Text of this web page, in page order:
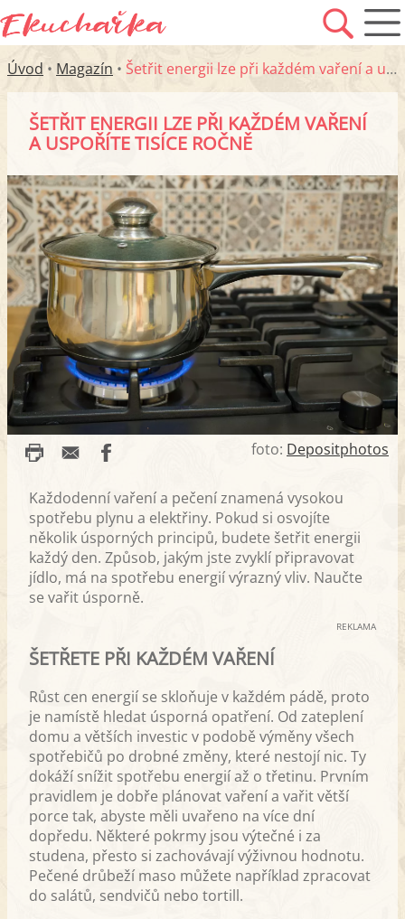
Úvod • Magazín • Šetřit energii lze při každém vaření a uspoříte tisíce ročně
ŠETŘIT ENERGII LZE PŘI KAŽDÉM VAŘENÍ
A USPOŘÍTE TISÍCE ROČNĚ
foto: Depositphotos
Každodenní vaření a pečení znamená vysokou
spotřebu plynu a elektřiny. Pokud si osvojíte
několik úsporných principů, budete šetřit energii
každý den. Způsob, jakým jste zvyklí připravovat
jídlo, má na spotřebu energií výrazný vliv. Naučte
se vařit úsporně.
REKLAMA
ŠETŘETE PŘI KAŽDÉM VAŘENÍ
Růst cen energií se skloňuje v každém pádě, proto
je namístě hledat úsporná opatření. Od zateplení
domu a větších investic v podobě výměny všech
spotřebičů po drobné změny, které nestojí nic. Ty
dokáží snížit spotřebu energií až o třetinu. Prvním
pravidlem je dobře plánovat vaření a vařit větší
porce tak, abyste měli uvařeno na více dní
dopředu. Některé pokrmy jsou výtečné i za
studena, přesto si zachovávají výživnou hodnotu.
Pečené drůbeží maso můžete například zpracovat
do salátů, sendvičů nebo tortill.